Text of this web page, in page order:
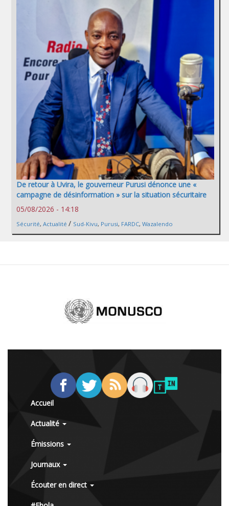
De retour à Uvira, le gouverneur Purusi dénonce une «
campagne de désinformation » sur la situation sécuritaire
05/08/2026 - 14:18
Sécurité, Actualité / Sud-Kivu, Purusi, FARDC, Wazalendo
Accueil
Actualité
Émissions
Journaux
Écouter en direct